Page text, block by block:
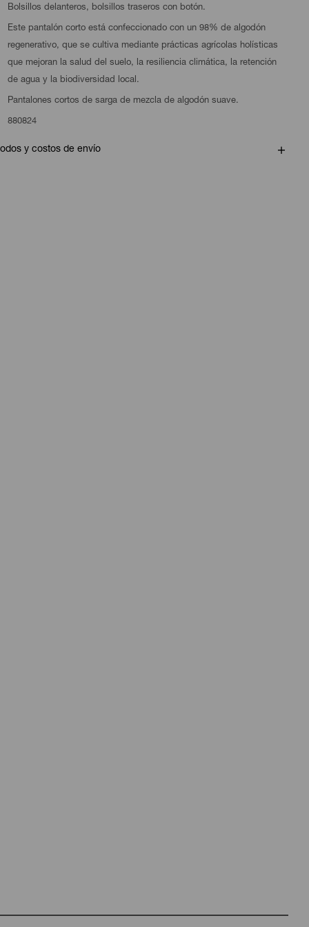
Bolsillos delanteros, bolsillos traseros con botón.
Este pantalón corto está confeccionado con un 98% de algodón
regenerativo, que se cultiva mediante prácticas agrícolas holísticas
que mejoran la salud del suelo, la resiliencia climática, la retención
de agua y la biodiversidad local.
Pantalones cortos de sarga de mezcla de algodón suave.
880824
y costos de envío